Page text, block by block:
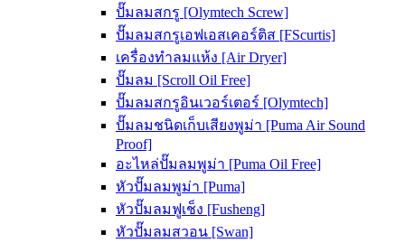
ปั๊มลมสกรู [Olymtech Screw]
ปั๊มลมสกรูเอฟเอสเคอร์ติส [FScurtis]
เครื่องทำลมแห้ง [Air Dryer]
ปั๊มลม [Scroll Oil Free]
ปั๊มลมสกรูอินเวอร์เตอร์ [Olymtech]
ปั๊มลมชนิดเก็บเสียงพูม่า [Puma Air Sound
Proof]
อะไหล่ปั๊มลมพูม่า [Puma Oil Free]
หัวปั๊มลมพูม่า [Puma]
หัวปั๊มลมฟูเช็ง [Fusheng]
หัวปั๊มลมสวอน [Swan]